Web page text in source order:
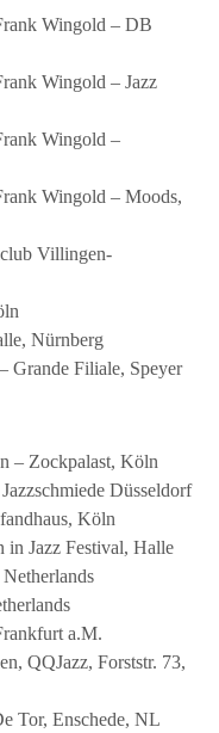
Wingold – DB
Wingold – Jazz
Wingold –
Wingold – Moods,
Villingen-
Nürnberg
Grande Filiale, Speyer
– Zockpalast, Köln
Düsseldorf
Köln
in Jazz Festival, Halle
a.M.
QQJazz, Forststr. 73,
Tor, Enschede, NL